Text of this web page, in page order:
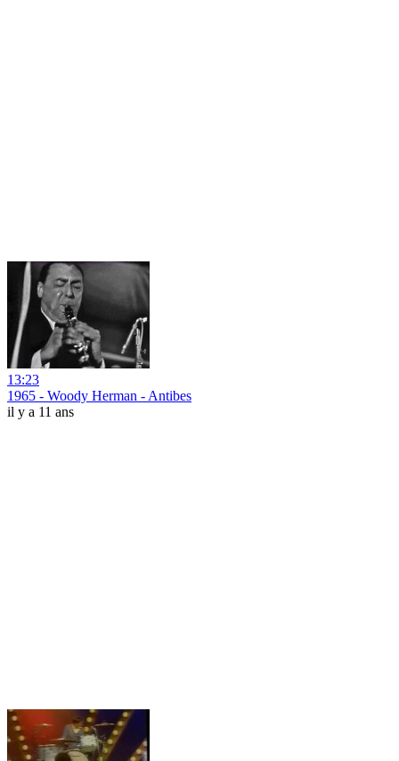
13:23
1965 - Woody Herman - Antibes
il y a 11 ans